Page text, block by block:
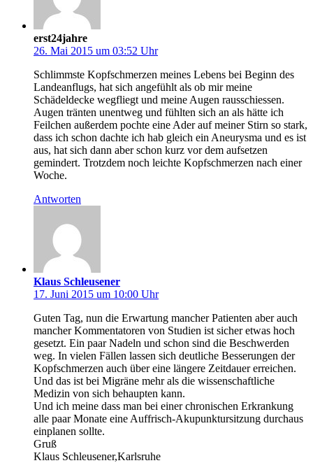
erst24jahre
26. Mai 2015 um 03:52 Uhr
Schlimmste Kopfschmerzen meines Lebens bei Beginn des
Landeanflugs, hat sich angefühlt als ob mir meine
Schädeldecke wegfliegt und meine Augen rausschiessen.
Augen tränten unentweg und fühlten sich an als hätte ich
Feilchen außerdem pochte eine Ader auf meiner Stirn so stark,
dass ich schon dachte ich hab gleich ein Aneurysma und es ist
aus, hat sich dann aber schon kurz vor dem aufsetzen
gemindert. Trotzdem noch leichte Kopfschmerzen nach einer
Woche.
Antworten
Klaus Schleusener
17. Juni 2015 um 10:00 Uhr
Guten Tag, nun die Erwartung mancher Patienten aber auch
mancher Kommentatoren von Studien ist sicher etwas hoch
gesetzt. Ein paar Nadeln und schon sind die Beschwerden
weg. In vielen Fällen lassen sich deutliche Besserungen der
Kopfschmerzen auch über eine längere Zeitdauer erreichen.
Und das ist bei Migräne mehr als die wissenschaftliche
Medizin von sich behaupten kann.
Und ich meine dass man bei einer chronischen Erkrankung
alle paar Monate eine Auffrisch-Akupunktursitzung durchaus
einplanen sollte.
Gruß
Klaus Schleusener,Karlsruhe